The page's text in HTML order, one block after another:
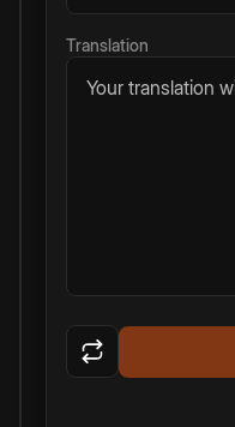
Translation
Your translation